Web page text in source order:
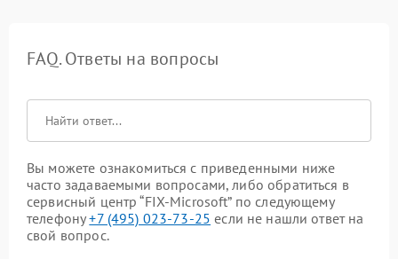
FAQ. Ответы на вопросы
Вы можете ознакомиться с приведенными ниже
часто задаваемыми вопросами, либо обратиться в
сервисный центр “FIX-Microsoft” по следующему
телефону+7 (495) 023-73-25 если не нашли ответ на
свой вопрос.